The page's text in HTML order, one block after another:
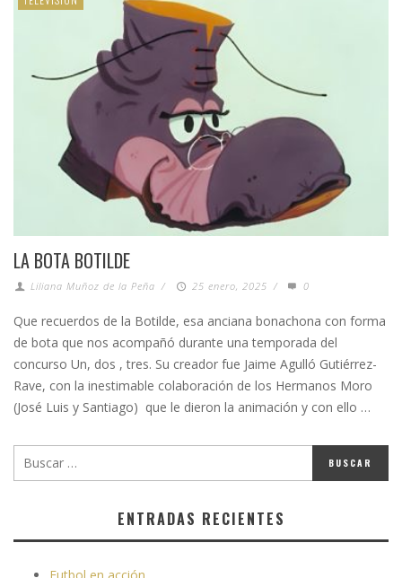
LA BOTA BOTILDE
Liliana Muñoz de la Peña / 25 enero, 2025 / 0
Que recuerdos de la Botilde, esa anciana bonachona con forma
de bota que nos acompañó durante una temporada del
concurso Un, dos , tres. Su creador fue Jaime Agulló Gutiérrez-
Rave, con la inestimable colaboración de los Hermanos Moro
(José Luis y Santiago) que le dieron la animación y con ello …
ENTRADAS RECIENTES
Futbol en acción